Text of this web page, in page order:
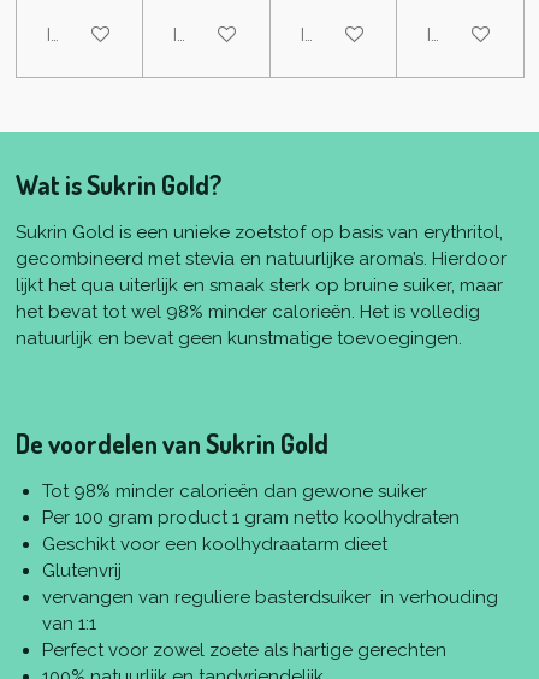
In winkelwagenIn winkelwagenIn winkelwagenIn
Wat is Sukrin Gold?
Sukrin Gold is een unieke zoetstof op basis van erythritol,
gecombineerd met stevia en natuurlijke aroma’s. Hierdoor
lijkt het qua uiterlijk en smaak sterk op bruine suiker, maar
het bevat tot wel 98% minder calorieën. Het is volledig
natuurlijk en bevat geen kunstmatige toevoegingen.
De voordelen van Sukrin Gold
Tot 98% minder calorieën dan gewone suiker
Per 100 gram product 1 gram netto koolhydraten
Geschikt voor een koolhydraatarm dieet
Glutenvrij
vervangen van reguliere basterdsuiker in verhouding
van 1:1
Perfect voor zowel zoete als hartige gerechten